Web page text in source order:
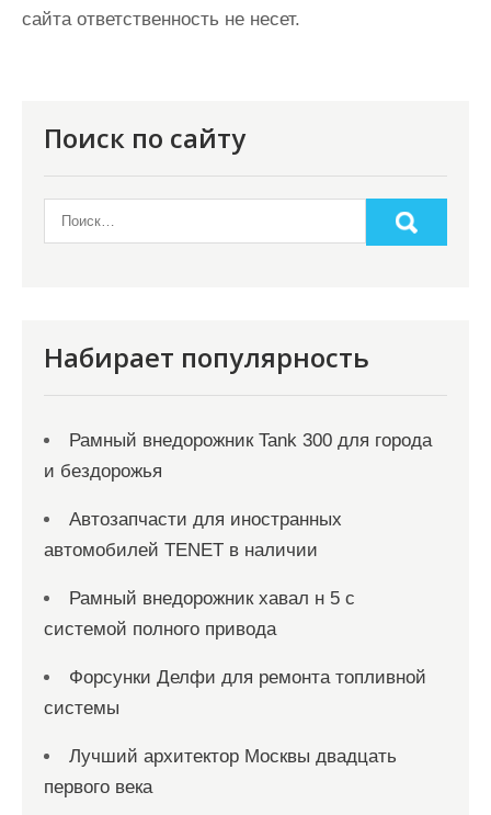
сайта ответственность не несет.
Поиск по сайту
Набирает популярность
Рамный внедорожник Tank 300 для города
и бездорожья
Автозапчасти для иностранных
автомобилей TENET в наличии
Рамный внедорожник хавал н 5 с
системой полного привода
Форсунки Делфи для ремонта топливной
системы
Лучший архитектор Москвы двадцать
первого века